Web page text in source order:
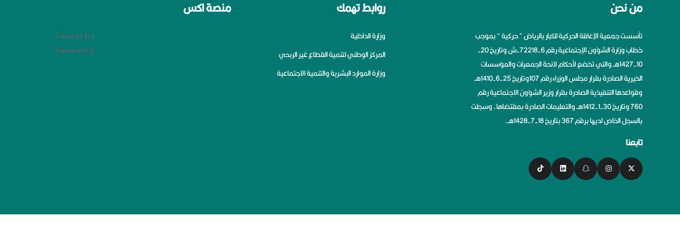
من نحن
تأسست جمعية الإعاقة الحركية للكبار بالرياض ” حركية ” بموجب
خطاب وزارة الشؤون الإجتماعية رقم 6-72218-ش وتاريخ 20-
10-1427هــ والتي تخضع لأحكام لائحة الجمعيات والمؤسسات
الخيرية الصادرة بقرار مجلس الوزراء رقم 107وتاريخ 25-6-1410هــ
وقواعدها التنفيذية الصادرة بقرار وزير الشؤون الاجتماعية رقم
760 وتاريخ 30-1-1412هــ والتعليمات الصادرة بمقتضاها، وسجلت
بالسجل الخاص لديها برقم 367 بتاريخ 18-7-1428هــ.
تابعنا
روابط تهمك
وزارة الداخلية
المركز الوطني لتنمية القطاع غير الربحي
وزارة الموارد البشرية والتنمية الاجتماعية
منصة اكس
Tweets by
harakiaorg